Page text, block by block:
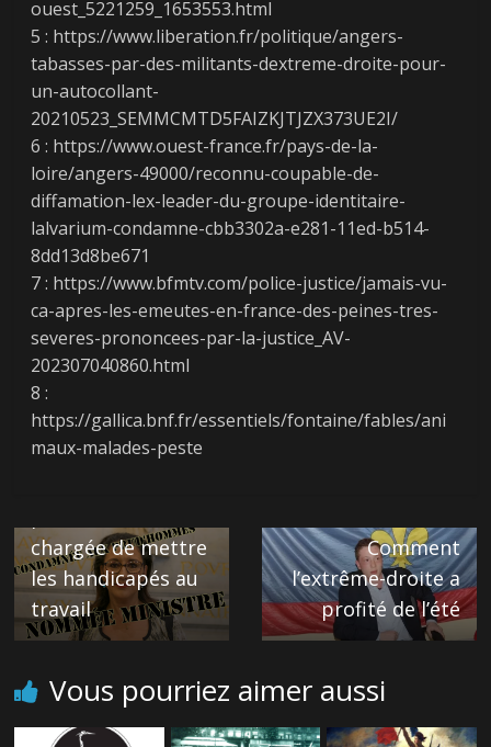
ouest_5221259_1653553.html
5 : https://www.liberation.fr/politique/angers-
tabasses-par-des-militants-dextreme-droite-pour-
un-autocollant-
20210523_SEMMCMTD5FAIZKJTJZX373UE2I/
6 : https://www.ouest-france.fr/pays-de-la-
loire/angers-49000/reconnu-coupable-de-
diffamation-lex-leader-du-groupe-identitaire-
lalvarium-condamne-cbb3302a-e281-11ed-b514-
8dd13d8be671
7 : https://www.bfmtv.com/police-justice/jamais-vu-
ca-apres-les-emeutes-en-france-des-peines-tres-
severes-prononcees-par-la-justice_AV-
202307040860.html
8 :
https://gallica.bnf.fr/essentiels/fontaine/fables/ani
maux-malades-peste
← Previous
Fadila Khattabi, la
ministre
chargée de mettre
les handicapés au
travail
Comment
l’extrême-droite a
profité de l’été
Vous pourriez aimer aussi